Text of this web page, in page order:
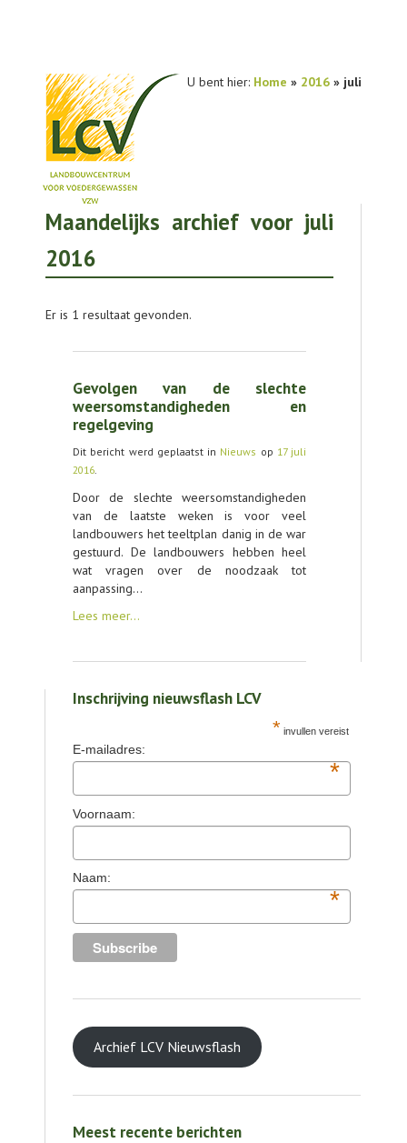
U bent hier: Home » 2016 » juli
NIEUWS
PRAKTIJKONDERZOEK
OVER LCV
Maandelijks archief voor juli
2016
Er is 1 resultaat gevonden.
Gevolgen van de slechte
weersomstandigheden en
regelgeving
Dit bericht werd geplaatst in Nieuws op 17 juli
2016.
Door de slechte weersomstandigheden
van de laatste weken is voor veel
landbouwers het teeltplan danig in de war
gestuurd. De landbouwers hebben heel
wat vragen over de noodzaak tot
aanpassing…
Lees meer…
Inschrijving nieuwsflash LCV
* invullen vereist
E-mailadres:
*
Voornaam:
Naam:
*
Archief LCV Nieuwsflash
Meest recente berichten